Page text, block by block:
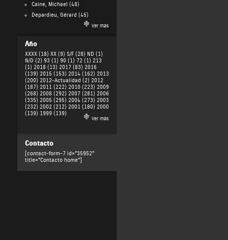
Caine, Michael (48)
Depardieu, Gérard (45)
Ver más
Año
XXXX (18) XX (9) S/F (28) ND (1)
N/D (2) 93 (1) 90 (1) 72 (1) 213
(1) 2018 (13) 2017 (83) 2016
(139) 2015 (153) 2014 (162) 2013
(200) 2012-Actualidad (2) 2012
(187) 2011 (222) 2010 (223) 2009
(268) 2008 (292) 2007 (281) 2006
(335) 2005 (295) 2004 (273) 2003
(232) 2002 (212) 2001 (180) 2000
(139) 1999 (139)
Ver más
Contacto
[contact-form-7 id="35952"
title="Contacto home"]